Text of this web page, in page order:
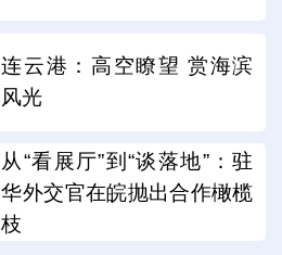
连云港：高空瞭望 赏海滨
风光
从“看展厅”到“谈落地”：驻
华外交官在皖抛出合作橄榄
枝